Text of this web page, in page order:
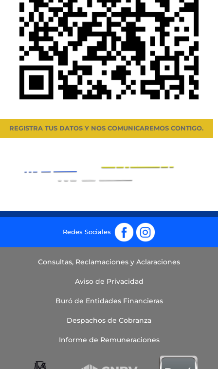
REGISTRA TUS DATOS Y NOS COMUNICAREMOS CONTIGO.
Fb Ig
Consultas, Reclamaciones y Aclaraciones
Aviso de Privacidad
Buró de Entidades Financieras
Despachos de Cobranza
Informe de Remuneraciones